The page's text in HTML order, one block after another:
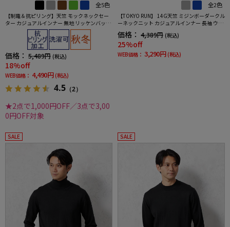
全5色
【制電＆抗ピリング】天竺 モックネックセー
ター カジュアルインナー 無地 リッケンバッカ
価格： 5,489円 (税込)
18%off
WEB価格： 4,490円 (税込)
4.5 （2）
★2点で1,000円OFF／3点で3,00
0円OFF対象
全2色
【TOKYO RUN】 14G天竺 ミジンボーダークル
ーネックニット カジュアルインナー 長袖 ウォ
価格： 4,389円 (税込)
25%off
WEB価格： 3,290円 (税込)
SALE SALE